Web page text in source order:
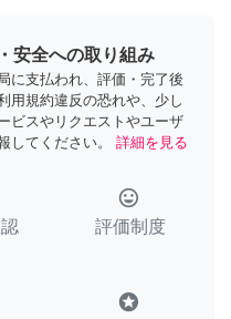
安全への取り組み
に支払われ、評価・完了後
用規約違反の恐れや、少し
ビスやリクエストやユーザ
してください。
詳細を見る
tag_faces
評価制度
stars